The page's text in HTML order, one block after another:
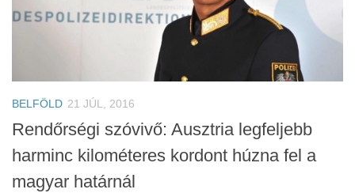
BELFÖLD 21 JÚL, 2016
Rendőrségi szóvivő: Ausztria legfeljebb
harminc kilométeres kordont húzna fel a
magyar határnál